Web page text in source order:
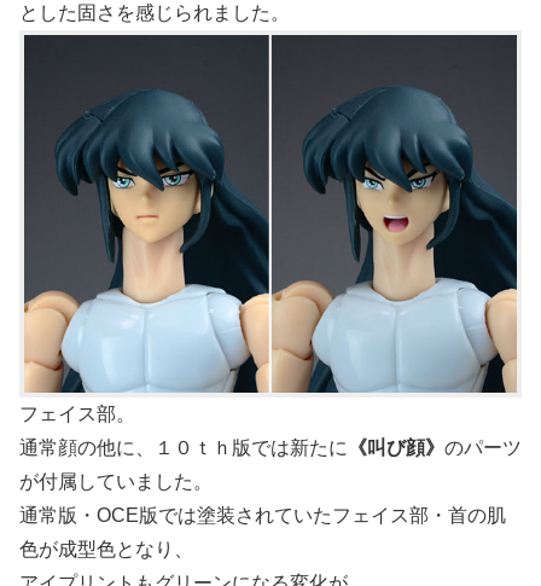
とした固さを感じられました。
フェイス部。
通常顔の他に、１０ｔｈ版では新たに
《叫び顔》 のパーツ
が付属していました。
通常版・OCE版では塗装されていたフェイス部・首の肌
色が成型色となり、